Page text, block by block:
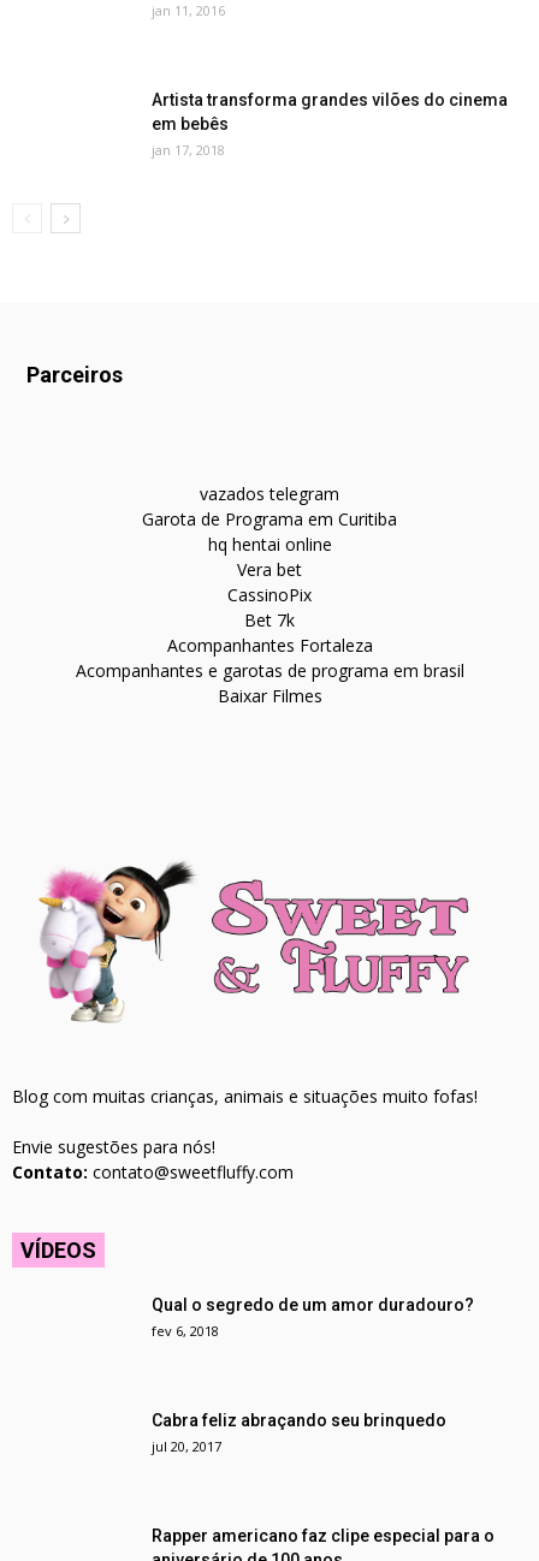
jan 11, 2016
Artista transforma grandes vilões do cinema
em bebês
jan 17, 2018
Parceiros
vazados telegram
Garota de Programa em Curitiba
hq hentai online
Vera bet
CassinoPix
Bet 7k
Acompanhantes Fortaleza
Acompanhantes e garotas de programa em brasil
Baixar Filmes
Blog com muitas crianças, animais e situações muito fofas!
Envie sugestões para nós!
Contato: contato@sweetfluffy.com
VÍDEOS
Qual o segredo de um amor duradouro?
fev 6, 2018
Cabra feliz abraçando seu brinquedo
jul 20, 2017
Rapper americano faz clipe especial para o